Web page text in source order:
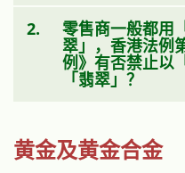
2. 零售商一般都用
翠」，香港法例
例》有否禁止以
「翡翠」？
黄金及黄金合金